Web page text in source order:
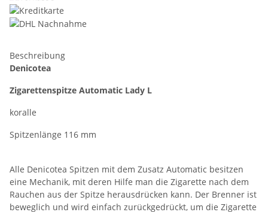
Beschreibung
Denicotea
Zigarettenspitze Automatic Lady L
koralle
Spitzenlänge 116 mm
Alle Denicotea Spitzen mit dem Zusatz Automatic besitzen
eine Mechanik, mit deren Hilfe man die Zigarette nach dem
Rauchen aus der Spitze herausdrücken kann. Der Brenner ist
beweglich und wird einfach zurückgedrückt, um die Zigarette